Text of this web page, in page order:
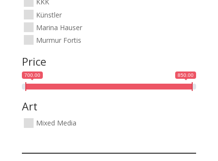
Künstler
Marina Hauser
Murmur Fortis
Price
700.00 850.00
Art
Mixed Media